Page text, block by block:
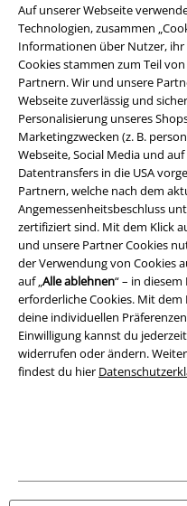
Auf unserer Webseite
Technologien, zusammen
Informationen über Nutzer, ihr
Cookies stammen zum Teil
Partnern. Wir und unsere
Webseite zuverlässig und
Personalisierung unseres
Marketingzwecken (z. B.
Webseite, Social Media und
Datentransfers in die USA
Partnern, welche nach dem
Angemessenheitsbeschluss
zertifiziert sind. Mit dem Klick
und unsere Partner Cookies
der Verwendung von Cookies
auf „Alle ablehnen“ – in
erforderliche Cookies. Mit dem
deine individuellen
Einwilligung kannst du
widerrufen oder ändern.
findest du hier
Rechtliches
AGB
Impressum
Datenschutz
Entsorgung und Umweltschutz
Konformitätserklärung
Information zur Barrierefreiheit
Cookie-Einstellungen